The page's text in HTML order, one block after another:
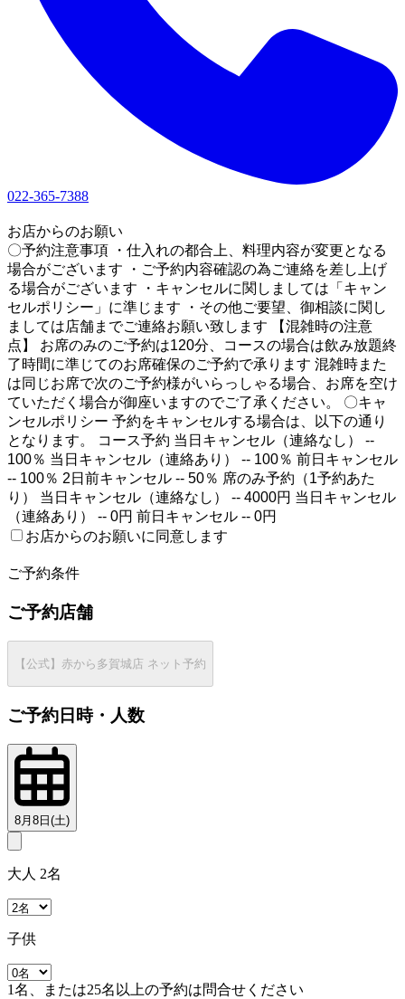
022-365-7388
お店からのお願い
〇予約注意事項 ・仕入れの都合上、料理内容が変更となる
場合がございます ・ご予約内容確認の為ご連絡を差し上げ
る場合がございます ・キャンセルに関しましては「キャン
セルポリシー」に準じます ・その他ご要望、御相談に関し
ましては店舗までご連絡お願い致します 【混雑時の注意
点】 お席のみのご予約は120分、コースの場合は飲み放題終
了時間に準じてのお席確保のご予約で承ります 混雑時また
は同じお席で次のご予約様がいらっしゃる場合、お席を空け
ていただく場合が御座いますのでご了承ください。 〇キャ
ンセルポリシー 予約をキャンセルする場合は、以下の通り
となります。 コース予約 当日キャンセル（連絡なし） --
100％ 当日キャンセル（連絡あり） -- 100％ 前日キャンセル
-- 100％ 2日前キャンセル -- 50％ 席のみ予約（1予約あた
り） 当日キャンセル（連絡なし） -- 4000円 当日キャンセル
（連絡あり） -- 0円 前日キャンセル -- 0円
お店からのお願いに同意します
ご予約条件
ご予約店舗
【公式】赤から多賀城店 ネット予約
ご予約日時・人数
8月8日(土)
大人 2名
子供
1名、または25名以上の予約は問合せください